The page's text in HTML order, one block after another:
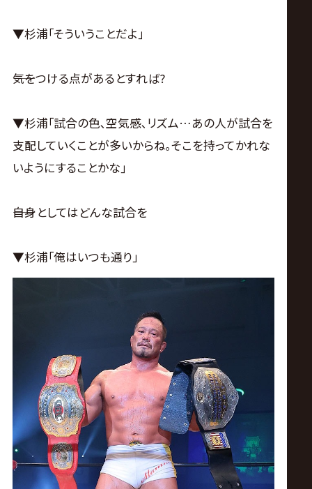
▼杉浦｢そういうことだよ｣
――気をつける点があるとすれば?
▼杉浦｢試合の色､空気感､リズム…あの人が試合を
支配していくことが多いからね｡そこを持ってかれな
いようにすることかな｣
――自身としてはどんな試合を
▼杉浦｢俺はいつも通り｣